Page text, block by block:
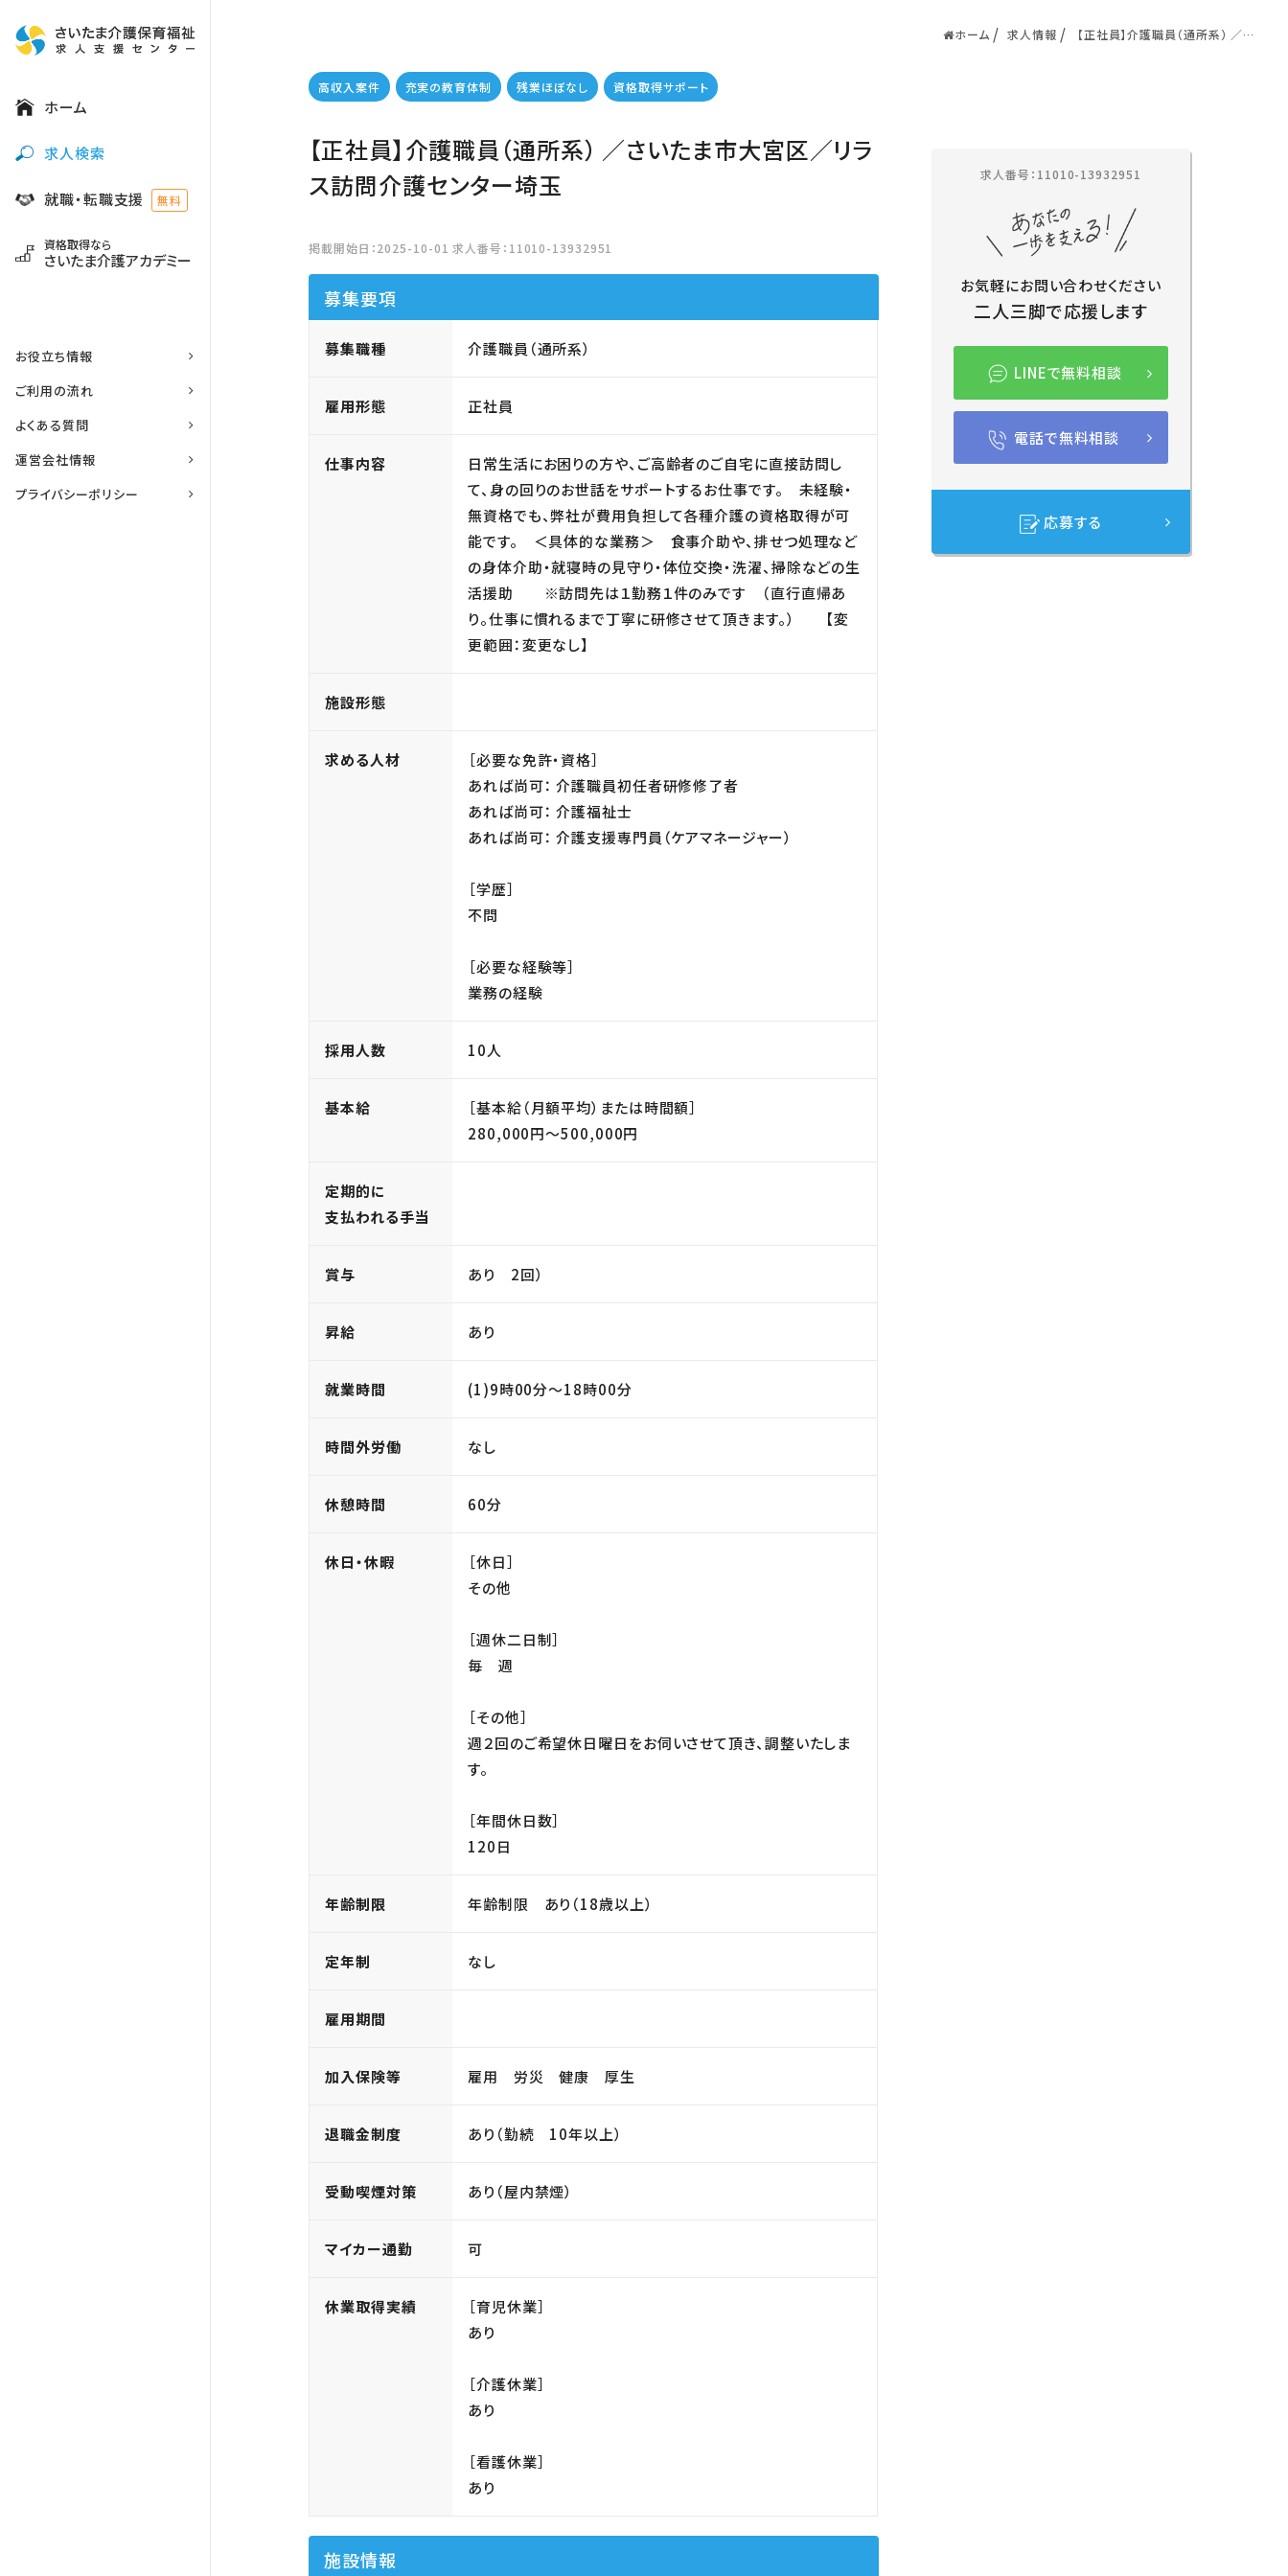
ホーム
求人検索
就職・転職支援 無料
資格取得なら
さいたま介護アカデミー
お役立ち情報
ご利用の流れ
よくある質問
運営会社情報
プライバシーポリシー
ホーム 求人情報
【正社員】介護職員（通所系） ／さい
高収入案件 充実の教育体制 残業ほぼなし 資格取得サポート
【正社員】介護職員（通所系） ／さいたま市大宮区／リラ
ス訪問介護センター埼玉
掲載開始日：2025-10-01 求人番号：11010-13932951
募集要項
募集職種 介護職員（通所系）
雇用形態 正社員
仕事内容
日常生活にお困りの方や、ご高齢者のご自宅に直接訪問し
て、身の回りのお世話をサポートするお仕事です。 未経験・
無資格でも、弊社が費用負担して各種介護の資格取得が可
能です。 ＜具体的な業務＞ 食事介助や、排せつ処理など
の身体介助・就寝時の見守り・体位交換・洗濯、掃除などの生
活援助 ※訪問先は１勤務１件のみです （直行直帰あ
り。仕事に慣れるまで丁寧に研修させて頂きます。） 【変
更範囲：変更なし】
施設形態
求める人材
［必要な免許・資格］
あれば尚可： 介護職員初任者研修修了者
あれば尚可： 介護福祉士
あれば尚可： 介護支援専門員（ケアマネージャー）
［学歴］
不問
［必要な経験等］
業務の経験
採用人数 10人
基本給
［基本給（月額平均）または時間額］
280,000円〜500,000円
定期的に
支払われる手当
賞与 あり 2回）
昇給 あり
就業時間 (1)9時00分〜18時00分
時間外労働 なし
休憩時間 60分
休日・休暇
［休日］
その他
［週休二日制］
毎 週
［その他］
週２回のご希望休日曜日をお伺いさせて頂き、調整いたしま
す。
［年間休日数］
120日
年齢制限 年齢制限 あり（18歳以上）
定年制 なし
雇用期間
加入保険等 雇用 労災 健康 厚生
退職金制度 あり（勤続 10年以上）
受動喫煙対策 あり（屋内禁煙）
マイカー通勤 可
休業取得実績
［育児休業］
あり
［介護休業］
あり
［看護休業］
あり
施設情報
求人番号：11010-13932951
お気軽にお問い合わせください
二人三脚で応援します
LINEで無料相談
電話で無料相談
応募する